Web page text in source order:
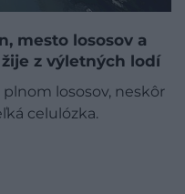
mesto lososov a
z výletných lodí
lososov, neskôr
celulózka.